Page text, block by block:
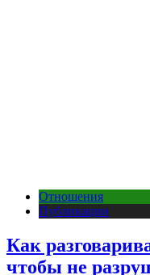
Отношения
Публикации
Как
чтобы не